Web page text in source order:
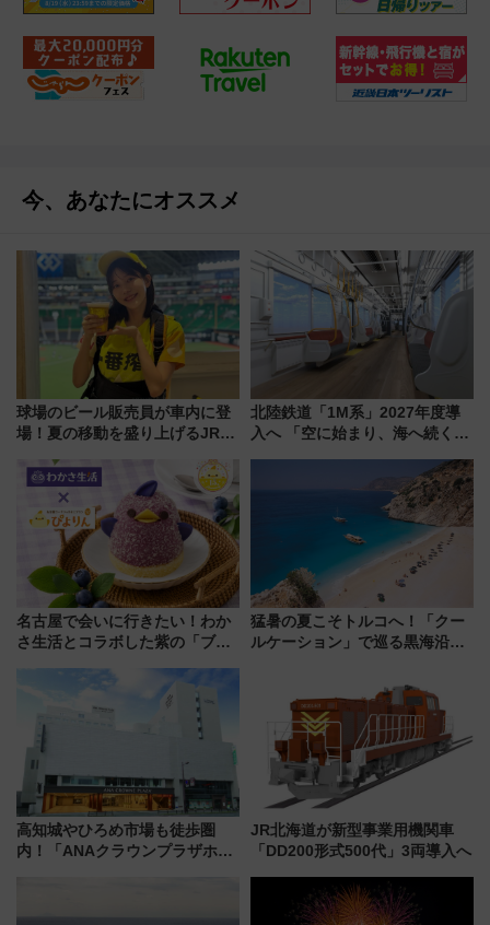
今、あなたにオススメ
球場のビール販売員が車内に登
場！夏の移動を盛り上げるJR九
月7日限定 ソフトバンクホーク
スとコラボ
北陸鉄道「1M系」2027年度導
入へ 「空に始まり、海へ続く」
名古屋で会いに行きたい！わか
さ生活とコラボした紫の「ブル
猛暑の夏こそトルコへ！「クー
ルケーション」で巡る黒海沿岸
連検索数が前年比237％増、ナ
ショジオも認める『2026年に訪
れるべき世界の旅先』
高知城やひろめ市場も徒歩圏
内！「ANAクラウンプラザホテ
JR北海道が新型事業用機関車
「DD200形式500代」3両導入へ